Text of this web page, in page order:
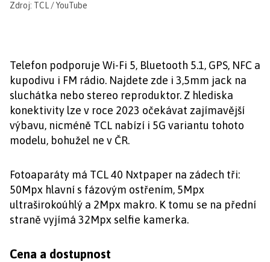
Zdroj: TCL / YouTube
Telefon podporuje Wi-Fi 5, Bluetooth 5.1, GPS, NFC a
kupodivu i FM rádio. Najdete zde i 3,5mm jack na
sluchátka nebo stereo reproduktor. Z hlediska
konektivity lze v roce 2023 očekávat zajímavější
výbavu, nicméně TCL nabízí i 5G variantu tohoto
modelu, bohužel ne v ČR.
Fotoaparáty má TCL 40 Nxtpaper na zádech tři:
50Mpx hlavní s fázovým ostřením, 5Mpx
ultraširokoúhlý a 2Mpx makro. K tomu se na přední
straně vyjímá 32Mpx selfie kamerka.
Cena a dostupnost